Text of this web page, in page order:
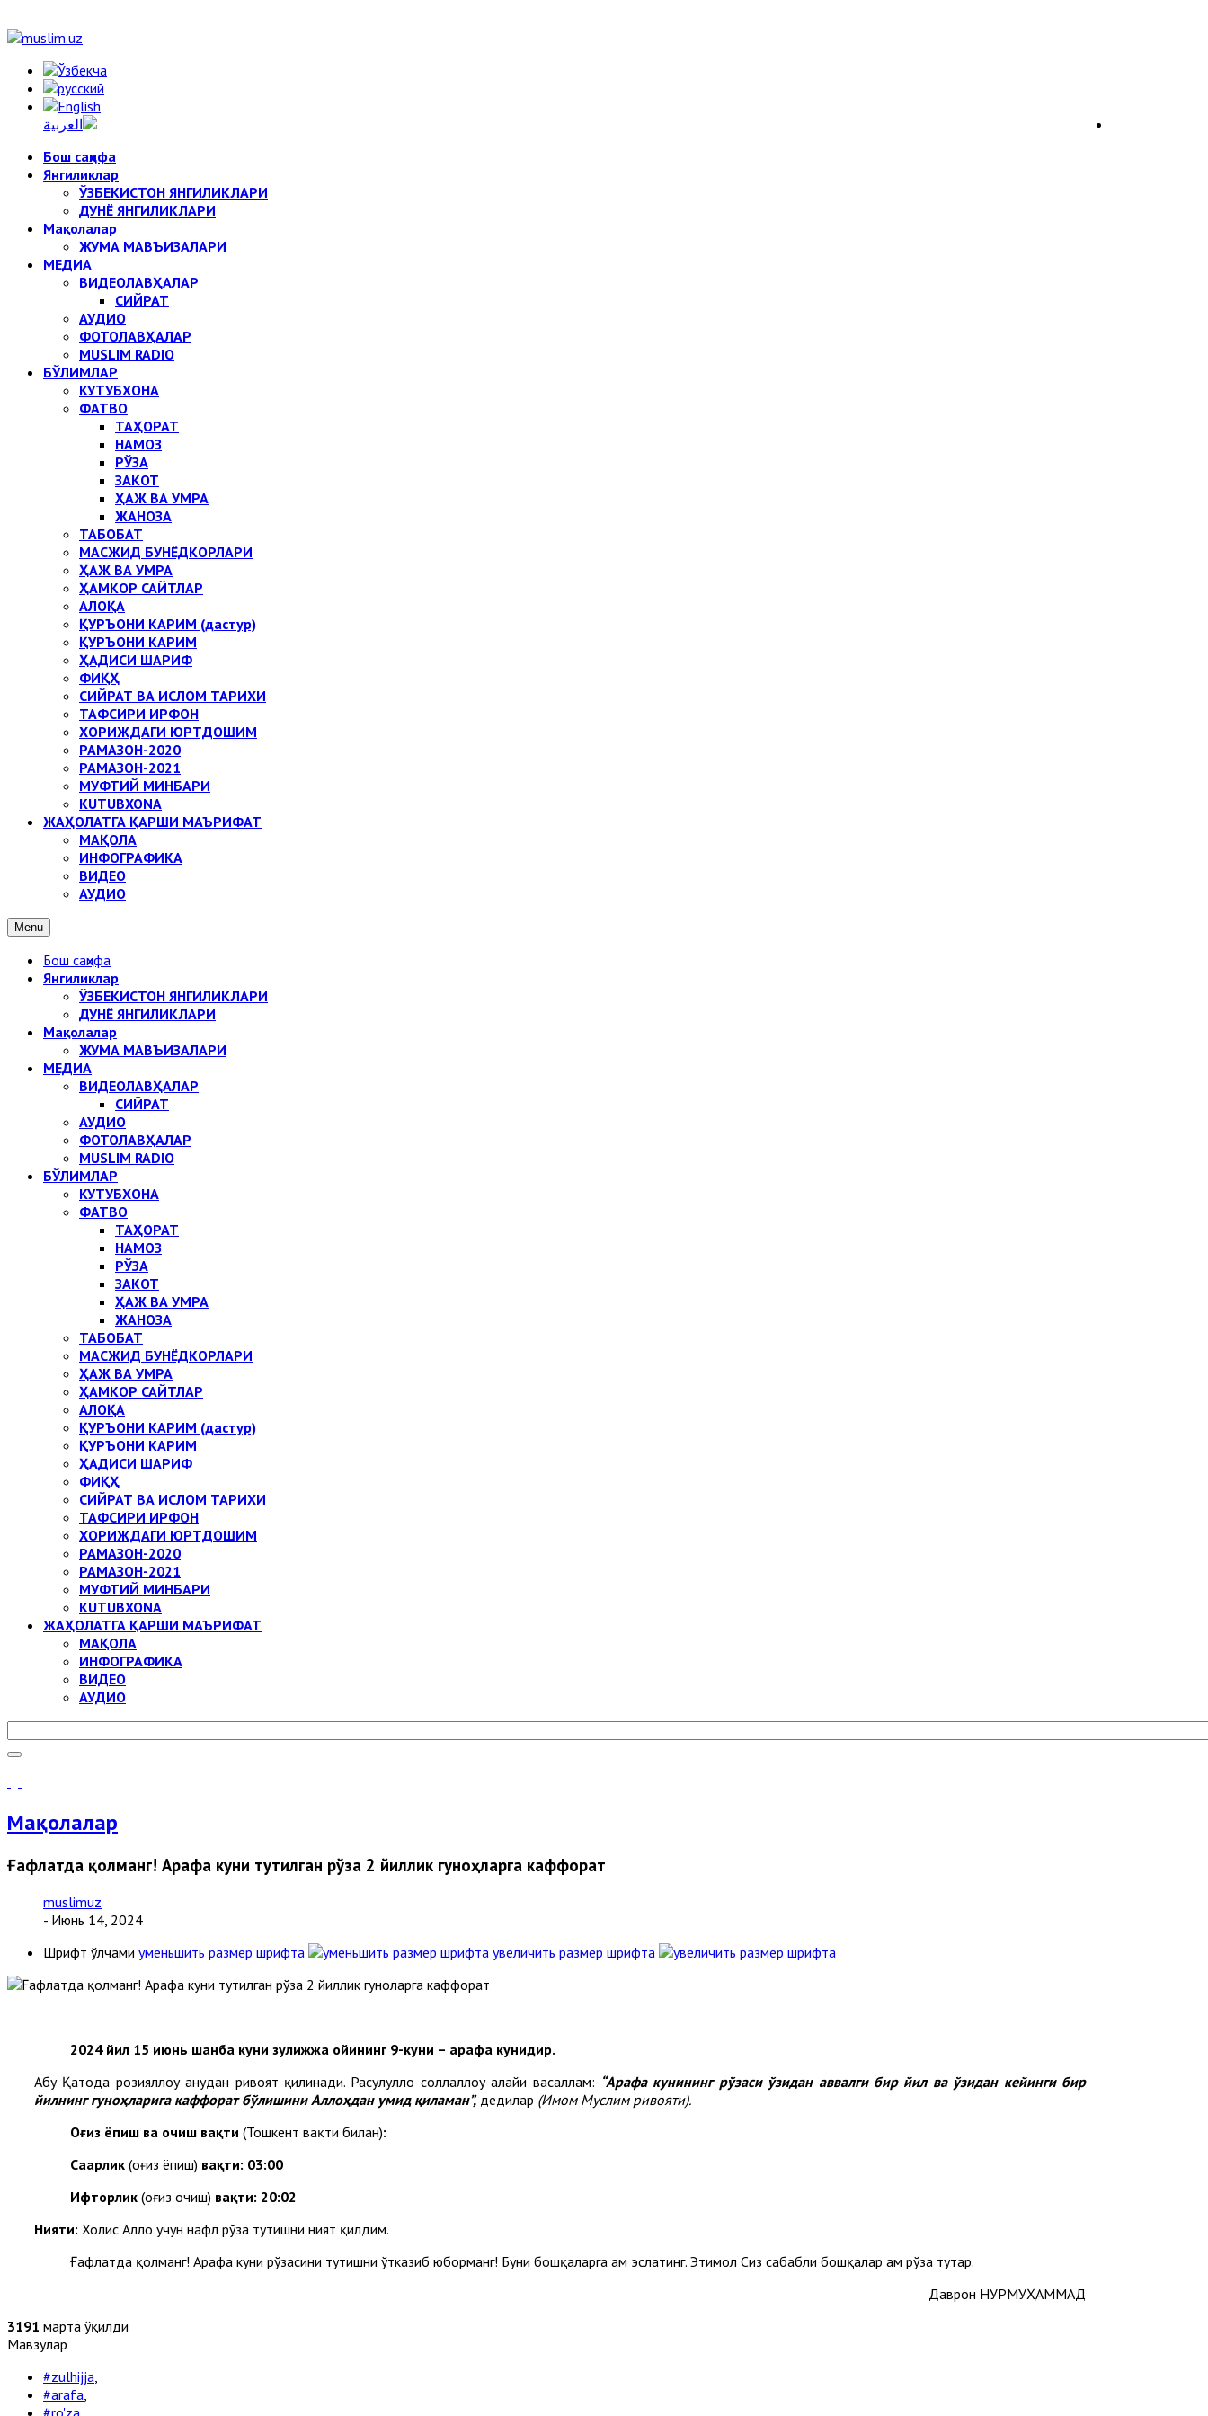
Бош саҳифа
Янгиликлар
ЎЗБЕКИСТОН ЯНГИЛИКЛАРИ
ДУНЁ ЯНГИЛИКЛАРИ
Мақолалар
ЖУМА МАВЪИЗАЛАРИ
МЕДИА
ВИДЕОЛАВҲАЛАР
СИЙРАТ
АУДИО
ФОТОЛАВҲАЛАР
MUSLIM RADIO
БЎЛИМЛАР
КУТУБХОНА
ФАТВО
ТАҲОРАТ
НАМОЗ
РЎЗА
ЗАКОТ
ҲАЖ ВА УМРА
ЖАНОЗА
ТАБОБАТ
МАСЖИД БУНЁДКОРЛАРИ
ҲАЖ ВА УМРА
ҲАМКОР САЙТЛАР
АЛОҚА
ҚУРЪОНИ КАРИМ (дастур)
ҚУРЪОНИ КАРИМ
ҲАДИСИ ШАРИФ
ФИҚҲ
СИЙРАТ ВА ИСЛОМ ТАРИХИ
ТАФСИРИ ИРФОН
ХОРИЖДАГИ ЮРТДОШИМ
РАМАЗОН-2020
РАМАЗОН-2021
МУФТИЙ МИНБАРИ
KUTUBXONA
ЖАҲОЛАТГА ҚАРШИ МАЪРИФАТ
МАҚОЛА
ИНФОГРАФИКА
ВИДЕО
АУДИО
Menu
Бош саҳифа
Янгиликлар
ЎЗБЕКИСТОН ЯНГИЛИКЛАРИ
ДУНЁ ЯНГИЛИКЛАРИ
Мақолалар
ЖУМА МАВЪИЗАЛАРИ
МЕДИА
ВИДЕОЛАВҲАЛАР
СИЙРАТ
АУДИО
ФОТОЛАВҲАЛАР
MUSLIM RADIO
БЎЛИМЛАР
КУТУБХОНА
ФАТВО
ТАҲОРАТ
НАМОЗ
РЎЗА
ЗАКОТ
ҲАЖ ВА УМРА
ЖАНОЗА
ТАБОБАТ
МАСЖИД БУНЁДКОРЛАРИ
ҲАЖ ВА УМРА
ҲАМКОР САЙТЛАР
АЛОҚА
ҚУРЪОНИ КАРИМ (дастур)
ҚУРЪОНИ КАРИМ
ҲАДИСИ ШАРИФ
ФИҚҲ
СИЙРАТ ВА ИСЛОМ ТАРИХИ
ТАФСИРИ ИРФОН
ХОРИЖДАГИ ЮРТДОШИМ
РАМАЗОН-2020
РАМАЗОН-2021
МУФТИЙ МИНБАРИ
KUTUBXONA
ЖАҲОЛАТГА ҚАРШИ МАЪРИФАТ
МАҚОЛА
ИНФОГРАФИКА
ВИДЕО
АУДИО
Мақолалар
Ғафлатда қолманг! Арафа куни тутилган рўза 2 йиллик гуноҳларга каффорат
muslimuz
- Июнь 14, 2024
Шрифт ўлчами уменьшить размер шрифта увеличить размер шрифта
2024 йил 15 июнь шанба куни зулҳижжа ойининг 9-куни – арафа кунидир.
Абу Қатода розияллоҳу анҳудан ривоят қилинади. Расулуллоҳ соллаллоҳу алайҳи васаллам: “Арафа кунининг рўзаси ўзидан аввалги бир йил ва ўзидан кейинги бир
йилнинг гуноҳларига каффорат бўлишини Аллоҳдан умид қиламан”,дедилар (Имом Муслим ривояти).
Оғиз ёпиш ва очиш вақти (Тошкент вақти билан):
Саҳарлик (оғиз ёпиш) вақти: 03:00
Ифторлик (оғиз очиш) вақти: 20:02
Нияти: Холис Аллоҳ учун нафл рўза тутишни ният қилдим.
Ғафлатда қолманг! Арафа куни рўзасини тутишни ўтказиб юборманг! Буни бошқаларга ҳам эслатинг. Эҳтимол Сиз сабабли бошқалар ҳам рўза тутар.
Даврон НУРМУҲАММАД
3191 марта ўқилди
Мавзулар
#zulhijja
#arafa
#ro'za